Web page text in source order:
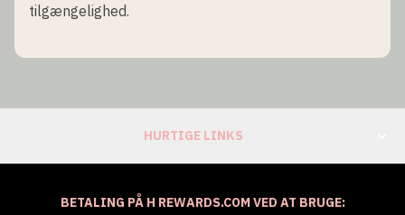
tilgængelighed.
HURTIGE LINKS
BETALING PÅ H REWARDS.COM VED AT BRUGE: